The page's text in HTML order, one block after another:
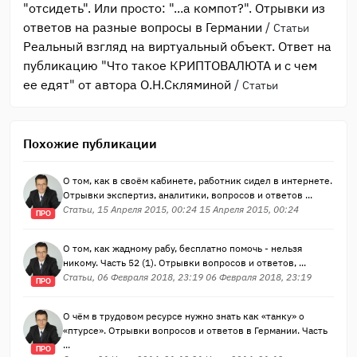
"отсидеть". Или просто: "...а компот?". Отрывки из
ответов на разные вопросы в Германии / Статьи
Реальный взгляд на виртуальный объект. Ответ на
публикацию "Что такое КРИПТОВАЛЮТА и с чем
ее едят" от автора О.Н.Скляминой / Статьи
Похожие публикации
ПРО
О том, как в своём кабинете, работник сидел в интернете.
Отрывки экспертиз, аналитики, вопросов и ответов ...
Статьи, 15 Апреля 2015, 00:24 15 Апреля 2015, 00:24
ПРО
О том, как жадному рабу, бесплатно помочь - нельзя
никому. Часть 52 (1). Отрывки вопросов и ответов, ...
Статьи, 06 Февраля 2018, 23:19 06 Февраля 2018, 23:19
ПРО
О чём в трудовом ресурсе нужно знать как «танку» о
«птурсе». Отрывки вопросов и ответов в Германии. Часть
...